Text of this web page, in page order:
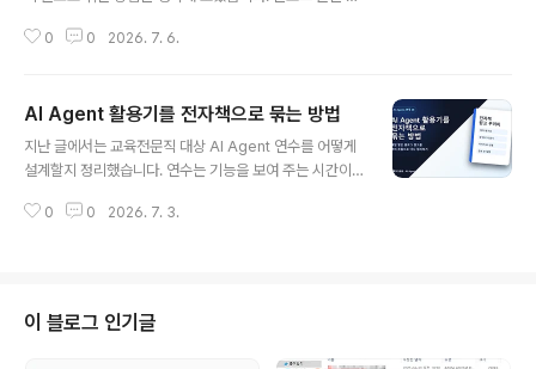
ive 링크가 만들어졌는지도 확인합니다. 대단한 시스템은
아니지만, 다음 날 다시 이어서 작업할 때 이 기록이 꽤 큰
도구를 쓰기 시작했는지 다시 확인하는 과정이었습니다.
조직에서는 어디서부터 시작할 수 있을까요. 저는 처음부
터 조직 전체에 AI Agent를 도입하자는 식으로 접근하면
오히려 어렵다고 봅니다. 학교와 교육청 업무는 책임 소재
니다. 교사와 교육전문직의 업무 방식도 제각각입니다. 그
0 0 2026. 7. 6.
AI Agent 활용기를 전자책으로 묶는 방법
지난 글에서는 교육전문직 대상 AI Agent 연수를 어떻게
설계할지 정리했습니다. 연수는 기능을 보여 주는 시간이
고 썼습니다. 그렇게 글을 쓰고 나니 자연스럽게 지금까지
저는 Hermes Agent로 이 연재를 준비하면서 매번 비슷
한 과정을 반복했습니다. 목차를 확인하고, 다음 글을 정하
고, 초안을 쓰고, Word 파일을 만들고, 대표 이미지와 본
0 0 2026. 7. 3.
이 블로그 인기글